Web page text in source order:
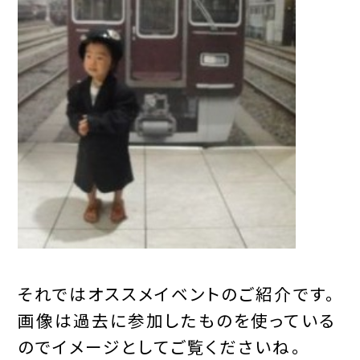
それではオススメイベントのご紹介です。
画像は過去に参加したものを使っている
のでイメージとしてご覧くださいね。